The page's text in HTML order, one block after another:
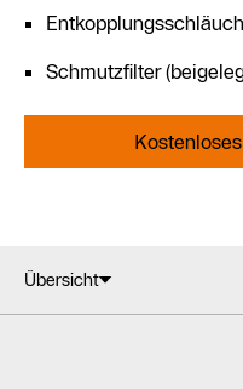
Schmutzfilter
Übersicht